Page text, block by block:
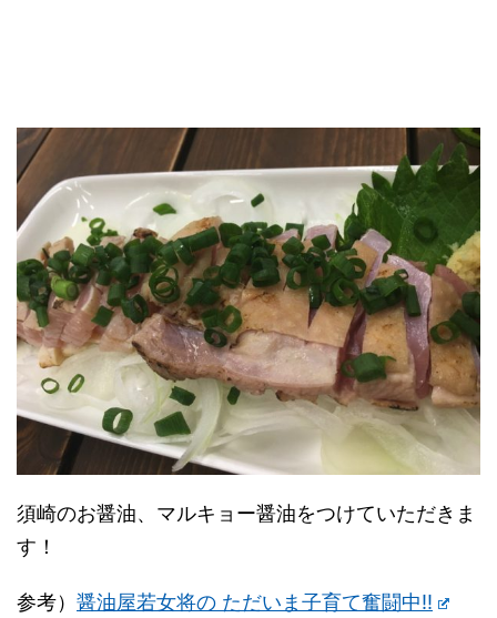
須崎のお醤油、マルキョー醤油をつけていただきま
す！
参考） 醤油屋若女将の ただいま子育て奮闘中!!